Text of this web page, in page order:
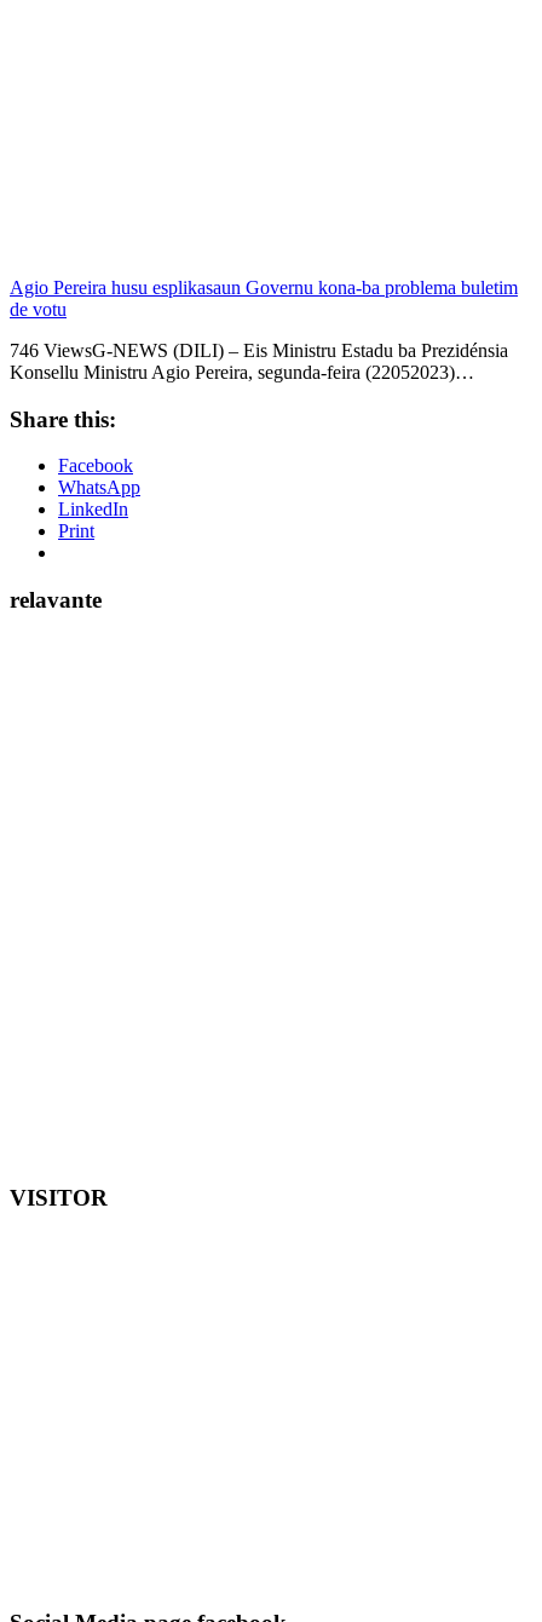
Agio Pereira husu esplikasaun Governu kona-ba problema buletim
de votu
746 ViewsG-NEWS (DILI) – Eis Ministru Estadu ba Prezidénsia
Konsellu Ministru Agio Pereira, segunda-feira (22052023)…
Share this:
Facebook
WhatsApp
LinkedIn
Print
relavante
VISITOR